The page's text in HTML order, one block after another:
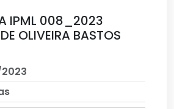
IPML 008_2023
OLIVEIRA BASTOS